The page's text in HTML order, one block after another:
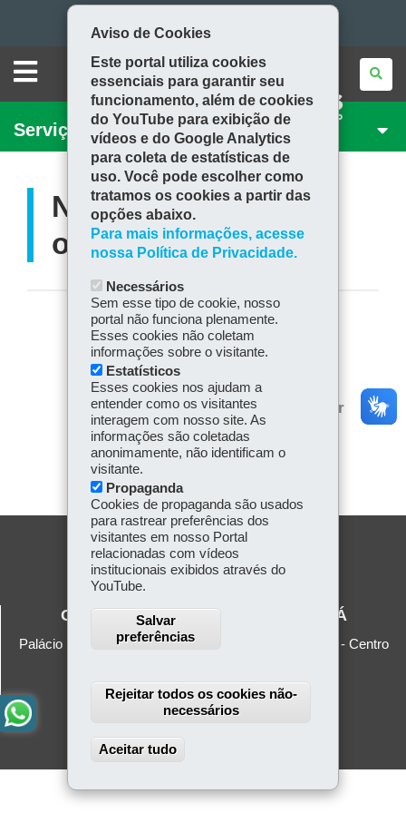
Ir
o
para
navegação
Ir
CAMPANHA
CORONAVÍRUS
GOVERNO
DO
PARANÁ
Serviços para você!
Não compartilhe
objetos pessoais
COMPARTILHE:
Fa
bo
ok
Tw
itt
er
Voltar Início
Imprimir
Baixar
GOVERNO DO ESTADO DO PARANÁ
Palácio Iguaçu - Praça Nossa Senhora de Salette, s/n - Centro
80530-909 -Curitiba-PR- Localize
Aviso de Cookies
Este portal utiliza cookies
essenciais para garantir seu
funcionamento, além de cookies
do YouTube para exibição de
vídeos e do Google Analytics
para coleta de estatísticas de
uso. Você pode escolher como
tratamos os cookies a partir das
opções abaixo.
Para mais informações, acesse
nossa Política de Privacidade.
Necessários
Sem esse tipo de cookie, nosso
portal não funciona plenamente.
Esses cookies não coletam
informações sobre o visitante.
Estatísticos
Esses cookies nos ajudam a
entender como os visitantes
interagem com nosso site. As
informações são coletadas
anonimamente, não identificam o
visitante.
Propaganda
Cookies de propaganda são usados
para rastrear preferências dos
visitantes em nosso Portal
relacionadas com vídeos
institucionais exibidos através do
YouTube.
Salvar
preferências
Rejeitar todos os cookies não-
necessários
Aceitar tudo